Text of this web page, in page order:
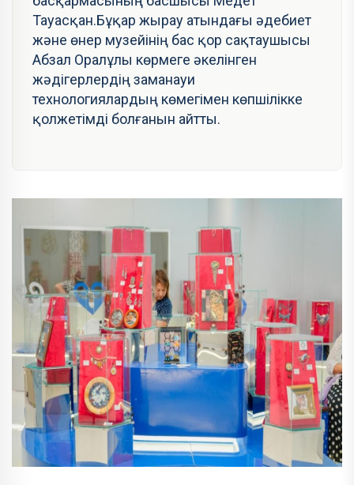
Тауасқан.Бұқар жырау атындағы әдебиет
және өнер музейінің бас қор сақтаушысы
Абзал Оралұлы көрмеге әкелінген
жәдігерлердің заманауи
технологиялардың көмегімен көпшілікке
қолжетімді болғанын айтты.